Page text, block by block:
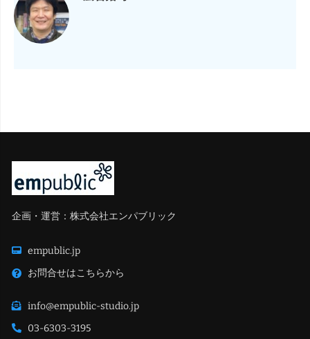
企画・運営：株式会社エンパブリック
empublic.jp
お問合せはこちらから
info@empublic-studio.jp
03-6303-3195